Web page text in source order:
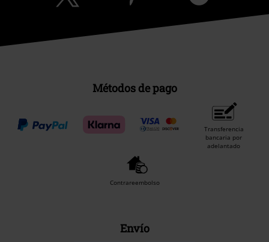
Métodos de pago
Transferencia
bancaria por
adelantado
Contrareembolso
Envío